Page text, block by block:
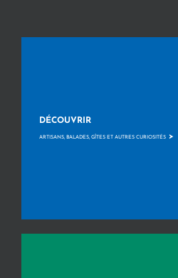
DÉCOUVRIR
ARTISANS, BALADES, GÎTES ET AUTRES CURIOSITÉS >